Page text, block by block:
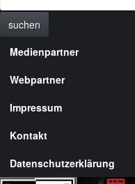
suchen
Menülinks
rechte
Seite
Medienpartner
Webpartner
Impressum
Kontakt
Datenschutzerklärung